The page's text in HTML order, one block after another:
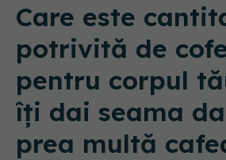
Care este
potrivită de
pentru corpul
îți dai seama
prea multă